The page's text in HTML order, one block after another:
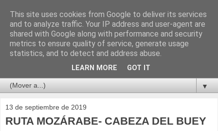
▼
13 de septiembre de 2019
RUTA MOZÁRABE- CABEZA DEL BUEY
This site uses cookies from Google to deliver its services
and to analyze traffic. Your IP address and user-agent are
shared with Google along with performance and security
metrics to ensure quality of service, generate usage
statistics, and to detect and address abuse.
LEARN MORE GOT IT